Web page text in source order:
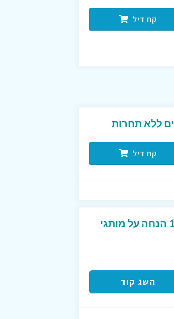
קח דיל
ללא תחרות
קח דיל
קופון מפנק לטרמינל X המקנה 10% הנחה על מותגי
השג קוד